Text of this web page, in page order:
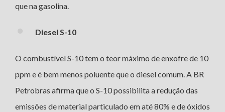
que na gasolina.
Diesel S-10
O combustível S-10 tem o teor máximo de enxofre de 10
ppm e é bem menos poluente que o diesel comum. A BR
Petrobras afirma que o S-10 possibilita a redução das
emissões de material particulado em até 80% e de óxidos